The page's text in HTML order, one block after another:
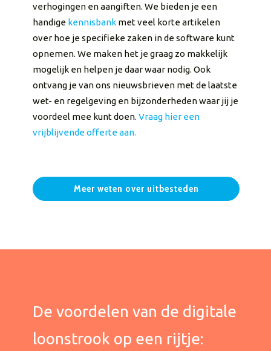
verhogingen en aangiften. We bieden je een
handige kennisbankmet veel korte artikelen
over hoe je specifieke zaken in de software kunt
opnemen. We maken het je graag zo makkelijk
mogelijk en helpen je daar waar nodig. Ook
ontvang je van ons nieuwsbrieven met de laatste
wet- en regelgeving en bijzonderheden waar jij je
voordeel mee kunt doen. Vraag hier een
vrijblijvende offerte aan.
Meer weten over uitbesteden
De voordelen van de digitale
loonstrook op een rijtje: